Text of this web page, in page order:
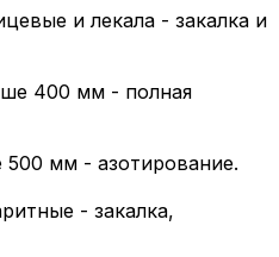
и лекала - закалка и
400 мм - полная
мм - азотирование.
- закалка,